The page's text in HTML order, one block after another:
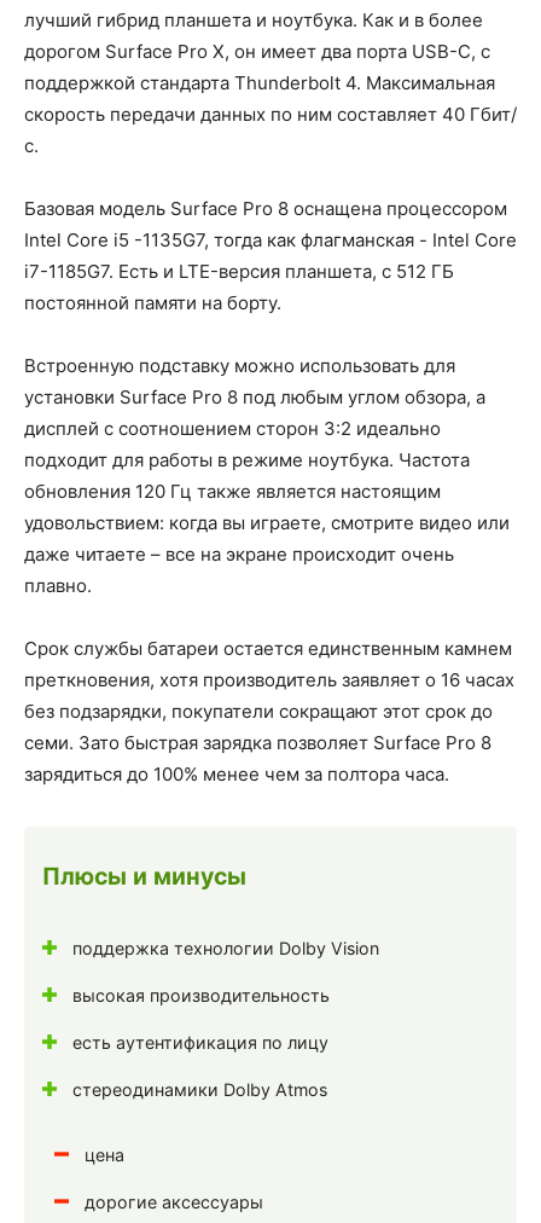
лучший гибрид планшета и ноутбука. Как и в более
дорогом Surface Pro X, он имеет два порта USB-C, с
поддержкой стандарта Thunderbolt 4. Максимальная
скорость передачи данных по ним составляет 40 Гбит/
с.
Базовая модель Surface Pro 8 оснащена процессором
Intel Core i5 -1135G7, тогда как флагманская - Intel Core
i7-1185G7. Есть и LTE-версия планшета, с 512 ГБ
постоянной памяти на борту.
Встроенную подставку можно использовать для
установки Surface Pro 8 под любым углом обзора, а
дисплей с соотношением сторон 3:2 идеально
подходит для работы в режиме ноутбука. Частота
обновления 120 Гц также является настоящим
удовольствием: когда вы играете, смотрите видео или
даже читаете – все на экране происходит очень
плавно.
Срок службы батареи остается единственным камнем
преткновения, хотя производитель заявляет о 16 часах
без подзарядки, покупатели сокращают этот срок до
семи. Зато быстрая зарядка позволяет Surface Pro 8
зарядиться до 100% менее чем за полтора часа.
Плюсы и минусы
поддержка технологии Dolby Vision
высокая производительность
есть аутентификация по лицу
стереодинамики Dolby Atmos
цена
дорогие аксессуары